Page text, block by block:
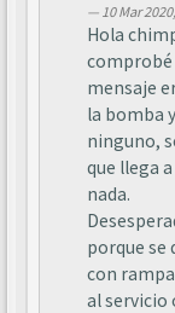
10 Mar
Hola
comprobé
mensaje
la bomba
ninguno,
que llega
nada.
porque se
con
al servicio